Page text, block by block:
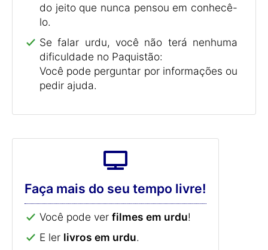
do jeito que nunca pensou em conhecê-
lo.
Se falar urdu, você não terá nenhuma
dificuldade no Paquistão:
Você pode perguntar por informações ou
pedir ajuda.
Faça mais do seu tempo livre!
Você pode ver filmes em urdu!
E ler livros em urdu.